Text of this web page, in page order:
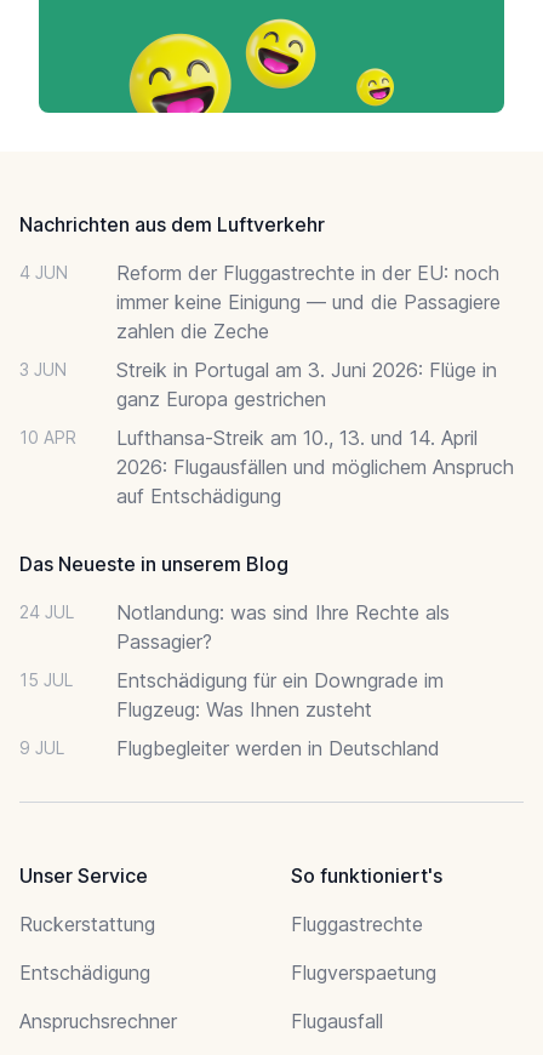
Nachrichten aus dem Luftverkehr
4 JUN
Reform der Fluggastrechte in der EU: noch
immer keine Einigung — und die Passagiere
zahlen die Zeche
3 JUN
Streik in Portugal am 3. Juni 2026: Flüge in
ganz Europa gestrichen
10 APR
Lufthansa-Streik am 10., 13. und 14. April
2026: Flugausfällen und möglichem Anspruch
auf Entschädigung
Das Neueste in unserem Blog
24 JUL
Notlandung: was sind Ihre Rechte als
Passagier?
15 JUL
Entschädigung für ein Downgrade im
Flugzeug: Was Ihnen zusteht
9 JUL Flugbegleiter werden in Deutschland
Unser Service
Ruckerstattung
Entschädigung
Anspruchsrechner
So funktioniert's
Fluggastrechte
Flugverspaetung
Flugausfall